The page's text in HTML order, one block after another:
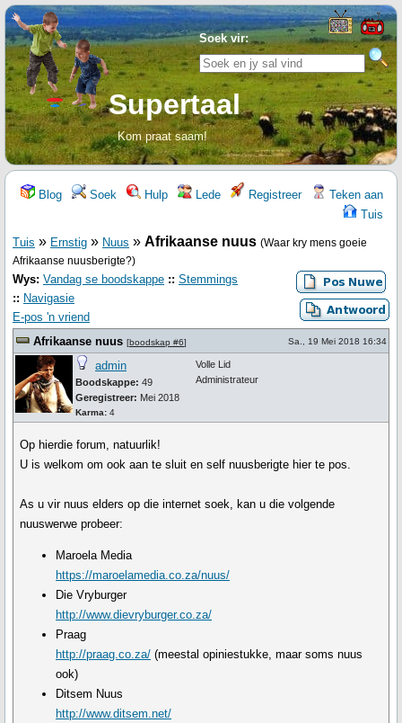
Soek vir:
Supertaal
Kom praat saam!
Blog Soek Hulp Lede Registreer
Teken aan
Tuis
Tuis » Ernstig » Nuus » Afrikaanse nuus (Waar kry mens goeie
Afrikaanse nuusberigte?)
Wys: Vandag se boodskappe :: Stemmings
:: Navigasie
E-pos 'n vriend
Afrikaanse nuus [boodskap #6] Sa., 19 Mei 2018 16:34
admin
Boodskappe: 49
Geregistreer: Mei 2018
Karma: 4
Volle Lid
Administrateur
Op hierdie forum, natuurlik!
U is welkom om ook aan te sluit en self nuusberigte hier te pos.
As u vir nuus elders op die internet soek, kan u die volgende
nuuswerwe probeer:
Maroela Media
https://maroelamedia.co.za/nuus/
Die Vryburger
http://www.dievryburger.co.za/
Praag
http://praag.co.za/ (meestal opiniestukke, maar soms nuus
ook)
Ditsem Nuus
http://www.ditsem.net/